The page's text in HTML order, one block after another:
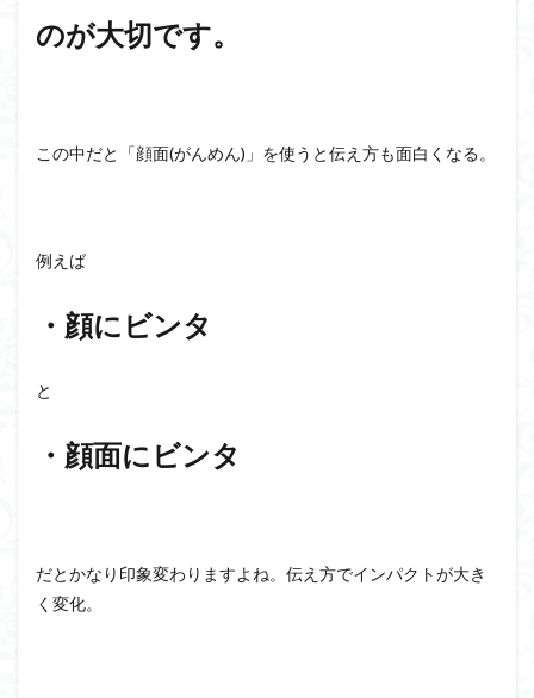
のが大切です。
この中だと「顔面(がんめん)」を使うと伝え方も面白くなる。
例えば
・顔にビンタ
と
・顔面にビンタ
だとかなり印象変わりますよね。伝え方でインパクトが大き
く変化。